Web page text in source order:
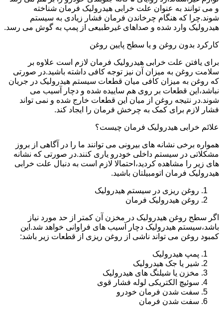
و می توانند به عنوان علت خرابی هیدرولیک فرمان شناخته
شوند.چرا که هنگام چرخاندن فرمان فشار زیادی به سیستم
هیدرولیک وارد شده و صداهای غیرطبیعی از پمپ به گوش می رسد.
کارکرد بدون روغن و یا سطح پایین روغن
برای یافتن علت خرابی هیدرولیک فرمان لازم است علاوه بر
سلامت روغن به میزان آن نیز توجه کافی داشته باشید.در صورتی
که روغن به میزان کافی میان قطعات سیستم هیدرولیک در جریان
نباشد،این قطعات بر روی هم ساییده شده و دچار آسیب می
شوند.در نتیجه روغن از میان این قطعات خارج شده و نمی تواند
فشار لازم برای کمک به چرخش فرمان را ایجاد کند.
علائم خرابی هیدرولیک فرمان چیست؟
همواره برخی نشانه های بیرونی می توانند ما را در آگاهی از بروز
مشکلاتی در سیستم داخلی خودرو یاری کنند.در صورتی که نشانه
های زیر را مشاهده کردید،احتمالا لازم است به دنبال علت خرابی
هیدرولیک فرمان اتومبیلتان باشید.
روغن ریزی در سیستم هیدرولیک
روغن هیدرولیک فرمان
اگر سطح روغن هیدرولیک در مخزن آن کمتر از حد مورد نیاز
باشد،سیستم هیدرولیک دچار آسیب های فراوانی خواهد شد.این
کمبود روغن می تواند ناشی از روغن ریزی از قطعات زیر باشد:
پمپ هیدرولیک
شیر یا جک هیدرولیک
مخزن یا شیلنگ های هیدرولیک
سوئیچ الکتریکی لوله فشار قوی
سفت شدن فرمان خودرو
سفت شدن فرمان